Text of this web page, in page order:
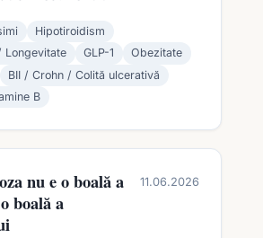
Hipotiroidism
Longevitate
GLP-1
Obezitate
BII / Crohn / Colită ulcerativă
B
nu e o boală a
boală a
11.06.2026